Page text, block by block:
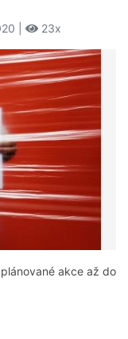
| 23x
akce až do